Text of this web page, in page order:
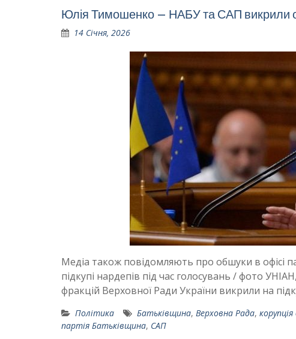
Юлія Тимошенко – НАБУ та САП викрили
14 Січня, 2026
Медіа також повідомляють про обшуки в офісі
підкупі нардепів під час голосувань / фото
фракцій Верховної Ради України викрили на
Політика Батьківщина, Верховна Рада,
партія Батьківщина, САП